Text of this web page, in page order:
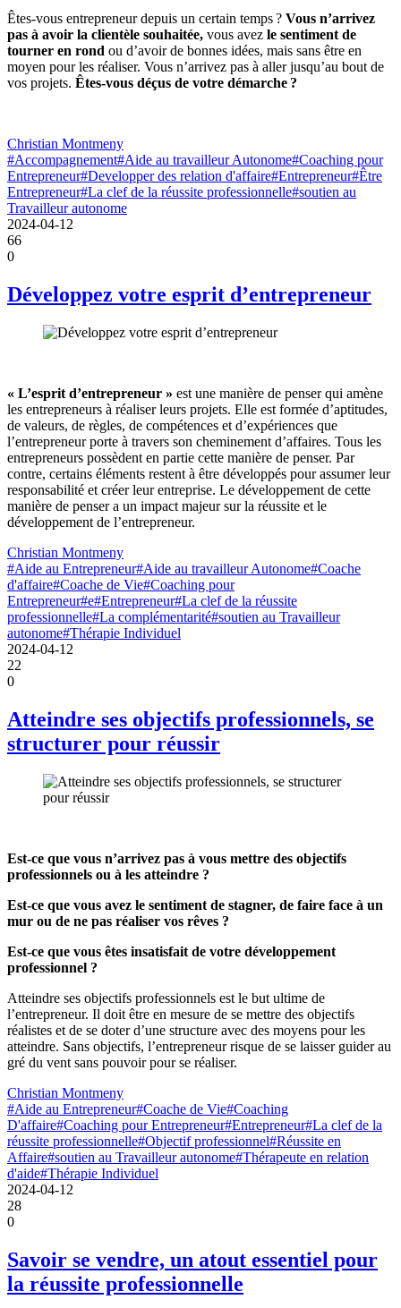
Êtes-vous entrepreneur depuis un certain temps ? Vous n’arrivez
pas à avoir la clientèle souhaitée, vous avez le sentiment de
tourner en rond ou d’avoir de bonnes idées, mais sans être en
moyen pour les réaliser. Vous n’arrivez pas à aller jusqu’au bout de
vos projets. Êtes-vous déçus de votre démarche ?
Christian Montmeny
#Accompagnement#Aide au travailleur Autonome#Coaching pour
Entrepreneur#Developper des relation d'affaire#Entrepreneur#Être
Entrepreneur#La clef de la réussite professionnelle#soutien au
Travailleur autonome
2024-04-12
66
0
Développez votre esprit d’entrepreneur
« L’esprit d’entrepreneur » est une manière de penser qui amène
les entrepreneurs à réaliser leurs projets. Elle est formée d’aptitudes,
de valeurs, de règles, de compétences et d’expériences que
l’entrepreneur porte à travers son cheminement d’affaires. Tous les
entrepreneurs possèdent en partie cette manière de penser. Par
contre, certains éléments restent à être développés pour assumer leur
responsabilité et créer leur entreprise. Le développement de cette
manière de penser a un impact majeur sur la réussite et le
développement de l’entrepreneur.
Christian Montmeny
#Aide au Entrepreneur#Aide au travailleur Autonome#Coache
d'affaire#Coache de Vie#Coaching pour
Entrepreneur#e#Entrepreneur#La clef de la réussite
professionnelle#La complémentarité#soutien au Travailleur
autonome#Thérapie Individuel
2024-04-12
22
0
Atteindre ses objectifs professionnels, se
structurer pour réussir
Est-ce que vous n’arrivez pas à vous mettre des objectifs
professionnels ou à les atteindre ?
Est-ce que vous avez le sentiment de stagner, de faire face à un
mur ou de ne pas réaliser vos rêves ?
Est-ce que vous êtes insatisfait de votre développement
professionnel ?
Atteindre ses objectifs professionnels est le but ultime de
l’entrepreneur. Il doit être en mesure de se mettre des objectifs
réalistes et de se doter d’une structure avec des moyens pour les
atteindre. Sans objectifs, l’entrepreneur risque de se laisser guider au
gré du vent sans pouvoir pour se réaliser.
Christian Montmeny
#Aide au Entrepreneur#Coache de Vie#Coaching
D'affaire#Coaching pour Entrepreneur#Entrepreneur#La clef de la
réussite professionnelle#Objectif professionnel#Réussite en
Affaire#soutien au Travailleur autonome#Thérapeute en relation
d'aide#Thérapie Individuel
2024-04-12
28
0
Savoir se vendre, un atout essentiel pour
la réussite professionnelle